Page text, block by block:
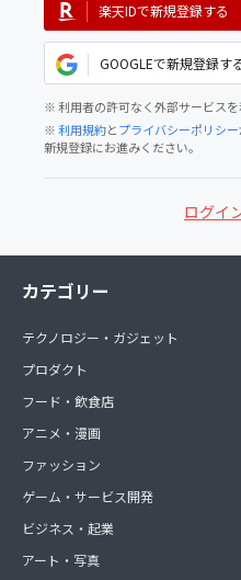
楽天IDで新規登録する
GOOGLEで新規登録す
※ 利用者の許可なく外部サービス
※利用規約とプライバシーポリシー
新規登録にお進みください。
ログイ
カテゴリー
テクノロジー・ガジェット
プロダクト
フード・飲食店
アニメ・漫画
ファッション
ゲーム・サービス開発
ビジネス・起業
アート・写真